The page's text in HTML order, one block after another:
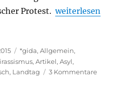
Protest.„Antirassistische
weiterlesen
Kategorien
*gida,Allgemein,
,Artikel,Asyl,
, Landtag 3 Kommentarezu